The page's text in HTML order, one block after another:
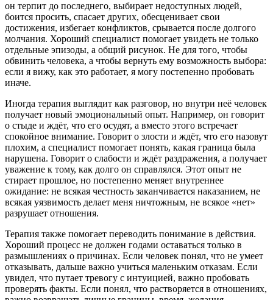
он терпит до последнего, выбирает недоступных людей,
боится просить, спасает других, обесценивает свои
достижения, избегает конфликтов, срывается после долгого
молчания. Хороший специалист помогает увидеть не только
отдельные эпизоды, а общий рисунок. Не для того, чтобы
обвинить человека, а чтобы вернуть ему возможность выбора:
если я вижу, как это работает, я могу постепенно пробовать
иначе.
Иногда терапия выглядит как разговор, но внутри неё человек
получает новый эмоциональный опыт. Например, он говорит
о стыде и ждёт, что его осудят, а вместо этого встречает
спокойное внимание. Говорит о злости и ждёт, что его назовут
плохим, а специалист помогает понять, какая граница была
нарушена. Говорит о слабости и ждёт раздражения, а получает
уважение к тому, как долго он справлялся. Этот опыт не
стирает прошлое, но постепенно меняет внутреннее
ожидание: не всякая честность заканчивается наказанием, не
всякая уязвимость делает меня ничтожным, не всякое «нет»
разрушает отношения.
Терапия также помогает переводить понимание в действия.
Хороший процесс не должен годами оставаться только в
размышлениях о причинах. Если человек понял, что не умеет
отказывать, дальше важно учиться маленьким отказам. Если
увидел, что путает тревогу с интуицией, важно пробовать
проверять факты. Если понял, что растворяется в отношениях,